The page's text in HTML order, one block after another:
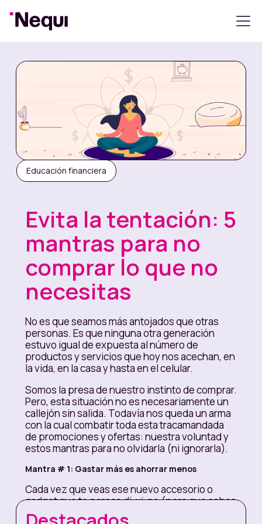
Educación financiera
Evita la tentación: 5
mantras para no
comprar lo que no
necesitas
No es que seamos más antojados que otras
personas. Es que ninguna otra generación
estuvo igual de expuesta al número de
productos y servicios que hoy nos acechan, en
la vida, en la casa y hasta en el celular.
Somos la presa de nuestro instinto de comprar.
Pero, esta situación no es necesariamente un
callejón sin salida. Todavía nos queda un arma
con la cual combatir toda esta tracamandada
de promociones y ofertas: nuestra voluntad y
estos mantras para no olvidarla (ni ignorarla).
Mantra # 1: Gastar más es ahorrar menos
Cada vez que veas ese nuevo accesorio o
gadget que te parece di-vi-no (pero que sabes
que es innecesario), repítete este mantra, que